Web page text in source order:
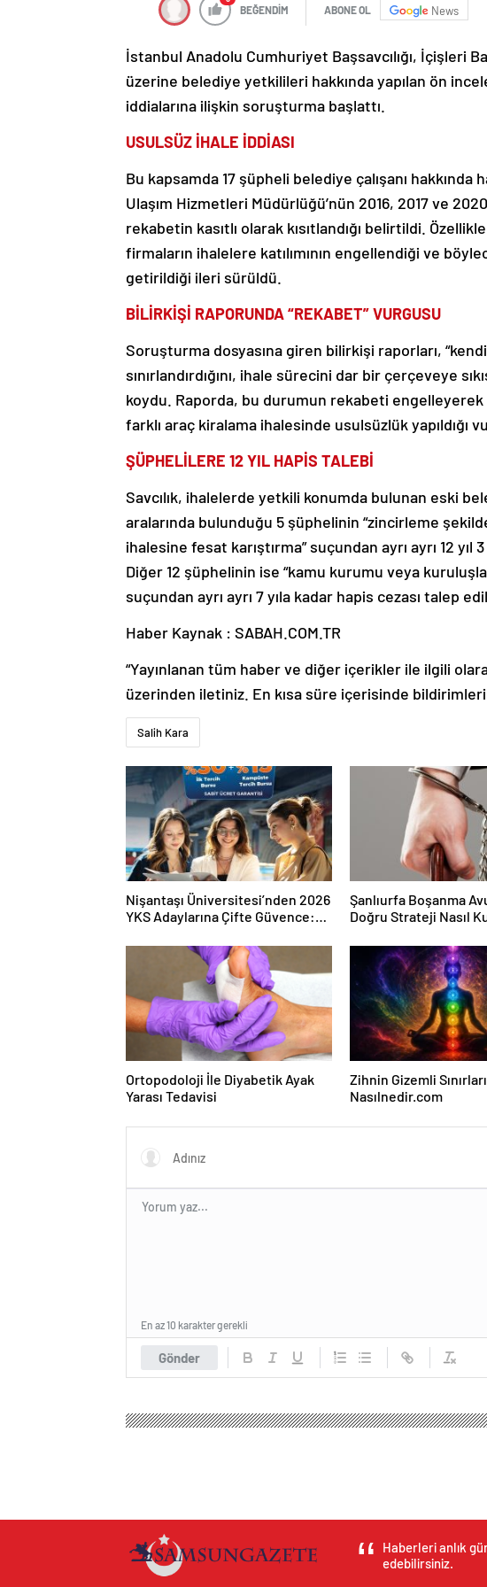
BEĞENDİM ABONE OL News
İstanbul Anadolu Cumhuriyet Başsavcılığı, İçişleri
üzerine belediye yetkilileri hakkında yapılan ön
iddialarına ilişkin soruşturma başlattı.
USULSÜZ İHALE İDDİASI
Bu kapsamda 17 şüpheli belediye çalışanı
Ulaşım Hizmetleri Müdürlüğü’nün 2016, 2017 ve
rekabetin kasıtlı olarak kısıtlandığı belirtildi.
firmaların ihalelere katılımının engellendiği ve
getirildiği ileri sürüldü.
BİLİRKİŞİ RAPORUNDA “REKABET” VURGUSU
Soruşturma dosyasına giren bilirkişi raporları,
sınırlandırdığını, ihale sürecini dar bir çerçeveye
koydu. Raporda, bu durumun rekabeti engelleyerek
farklı araç kiralama ihalesinde usulsüzlük yapıldığı
ŞÜPHELİLERE 12 YIL HAPİS TALEBİ
Savcılık, ihalelerde yetkili konumda bulunan eski
aralarında bulunduğu 5 şüphelinin “zincirleme
ihalesine fesat karıştırma” suçundan ayrı ayrı 12 yıl
Diğer 12 şüphelinin ise “kamu kurumu veya
suçundan ayrı ayrı 7 yıla kadar hapis cezası talep
Haber Kaynak : SABAH.COM.TR
“Yayınlanan tüm haber ve diğer içerikler ile ilgili
üzerinden iletiniz. En kısa süre içerisinde
Salih Kara
Nişantaşı Üniversitesi’nden 2026
YKS Adaylarına Çifte Güvence:
Şanlıurfa Boşanma
Doğru Strateji Nasıl
Ortopodoloji İle Diyabetik Ayak
Yarası Tedavisi
Zihnin Gizemli
Nasılnedir.com
Gönder
En az 10 karakter gerekli
Irak’ın kuzeyinde 2